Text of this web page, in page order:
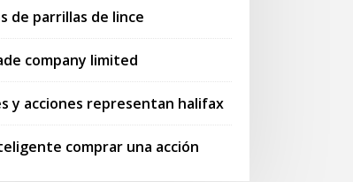
de parrillas de lince
company limited
y acciones representan halifax
comprar una acción